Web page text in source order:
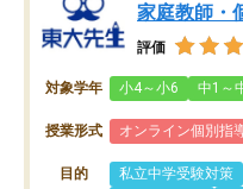
家庭教師・
評価
対象学年 小4～小6 中1～
授業形式 オンライン個別指
目的 私立中学受験対策